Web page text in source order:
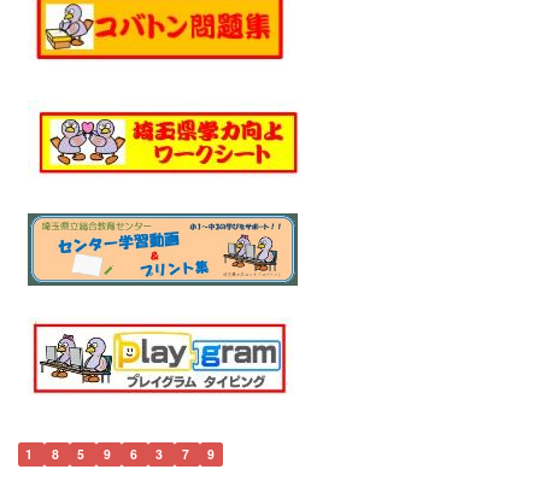
1 8 5 9 6 3 7 9